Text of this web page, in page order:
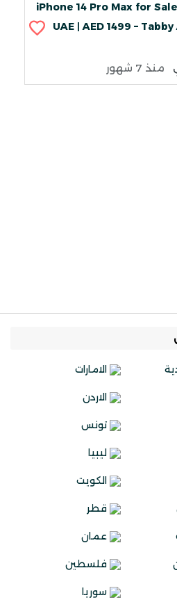
iPhone 14 Pro Max for
UAE | AED 1499 –
منذ 7 شهور
الامارات
الاردن
تونس
ليبيا
الكويت
قطر
عمان
فلسطين
سوريا